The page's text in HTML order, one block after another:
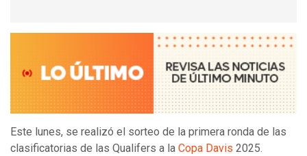
Este lunes, se realizó el sorteo de la primera ronda de las
clasificatorias de las Qualifers a la Copa Davis 2025.